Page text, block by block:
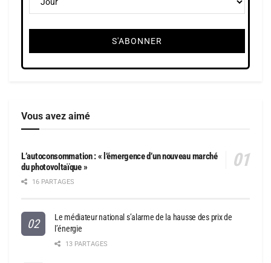
Vous avez aimé
L’autoconsommation : « l’émergence d’un nouveau marché
du photovoltaïque »
16 PARTAGES
Le médiateur national s’alarme de la hausse des prix de
l’énergie
13 PARTAGES